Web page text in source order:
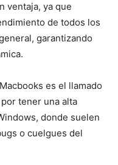
ventaja, ya que
de todos los
garantizando
es el llamado
tener una alta
donde suelen
o cuelgues del